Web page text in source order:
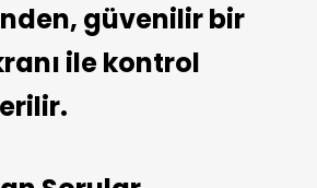
güvenilir bir
ile kontrol